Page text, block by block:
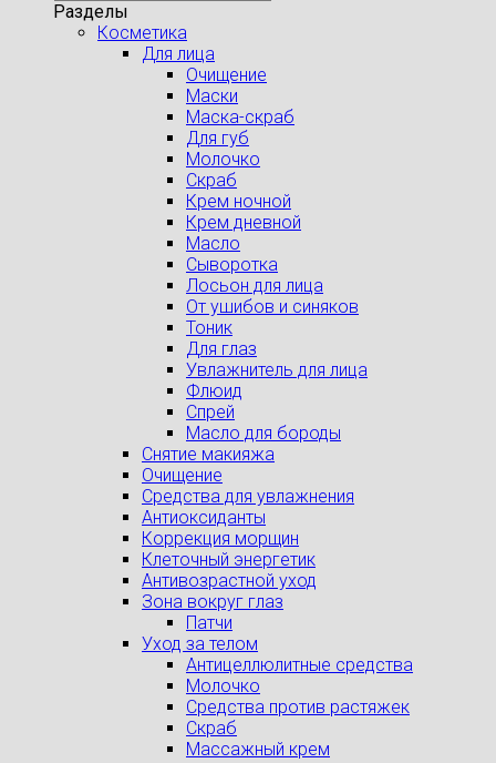
Разделы
Косметика
Для лица
Очищение
Маски
Маска-скраб
Для губ
Молочко
Скраб
Крем ночной
Крем дневной
Масло
Сыворотка
Лосьон для лица
От ушибов и синяков
Тоник
Для глаз
Увлажнитель для лица
Флюид
Спрей
Масло для бороды
Снятие макияжа
Очищение
Средства для увлажнения
Антиоксиданты
Коррекция морщин
Клеточный энергетик
Антивозрастной уход
Зона вокруг глаз
Патчи
Уход за телом
Антицеллюлитные средства
Молочко
Средства против растяжек
Скраб
Массажный крем